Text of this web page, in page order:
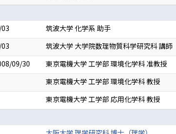
筑波大学 化学系 助手
筑波大学 大学院数理物質科学研究科 講師
09/30
東京電機大学 工学部 環境化学科 准教授
東京電機大学 工学部 環境化学科 教授
東京電機大学 工学部 応用化学科 教授